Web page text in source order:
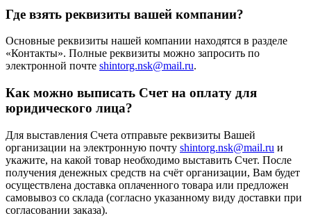
Где взять реквизиты вашей компании?
Основные реквизиты нашей компании находятся в разделе
«Контакты». Полные реквизиты можно запросить по
электронной почте shintorg.nsk@mail.ru.
Как можно выписать Счет на оплату для
юридического лица?
Для выставления Счета отправьте реквизиты Вашей
организации на электронную почту shintorg.nsk@mail.ru и
укажите, на какой товар необходимо выставить Счет. После
получения денежных средств на счёт организации, Вам будет
осуществлена доставка оплаченного товара или предложен
самовывоз со склада (согласно указанному виду доставки при
согласовании заказа).